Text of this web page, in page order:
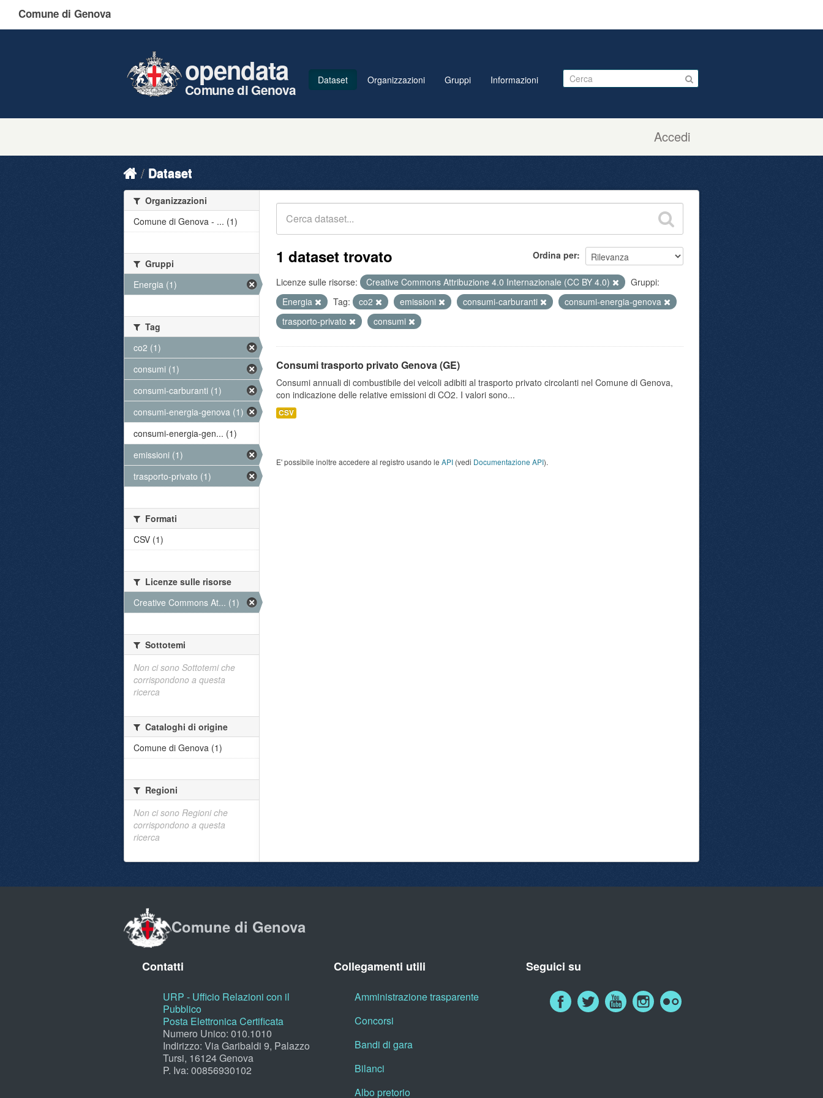
Comune di Genova
Accedi
opendata
Comune di Genova
Dataset Organizzazioni Gruppi Informazioni
Dataset
Ordina per
1 dataset trovato
Licenze sulle risorse: Creative Commons Attribuzione 4.0 Internazionale (CC BY 4.0)
Gruppi:
Energia
Tag: co2 emissioni consumi-carburanti
consumi-energia-genova
trasporto-privato
consumi
Consumi trasporto privato Genova (GE)
Consumi annuali di combustibile dei veicoli adibiti al trasporto privato circolanti nel Comune di Genova,
con indicazione delle relative emissioni di CO2. I valori sono...
CSV
E' possibile inoltre accedere al registro usando le API (vedi Documentazione API).
Organizzazioni
Comune di Genova - ... (1)
Gruppi
Energia (1)
Tag
co2 (1)
consumi (1)
consumi-carburanti (1)
consumi-energia-genova (1)
consumi-energia-gen... (1)
emissioni (1)
trasporto-privato (1)
Formati
CSV (1)
Licenze sulle risorse
Creative Commons At... (1)
Sottotemi
Non ci sono Sottotemi che
corrispondono a questa
ricerca
Cataloghi di origine
Comune di Genova (1)
Regioni
Non ci sono Regioni che
corrispondono a questa
ricerca
Comune di Genova
Contatti
URP - Ufficio Relazioni con il
Pubblico
Posta Elettronica Certificata
Numero Unico: 010.1010
Indirizzo: Via Garibaldi 9, Palazzo
Tursi, 16124 Genova
P. Iva: 00856930102
Collegamenti utili
Amministrazione trasparente
Concorsi
Bandi di gara
Bilanci
Albo pretorio
Seguici su